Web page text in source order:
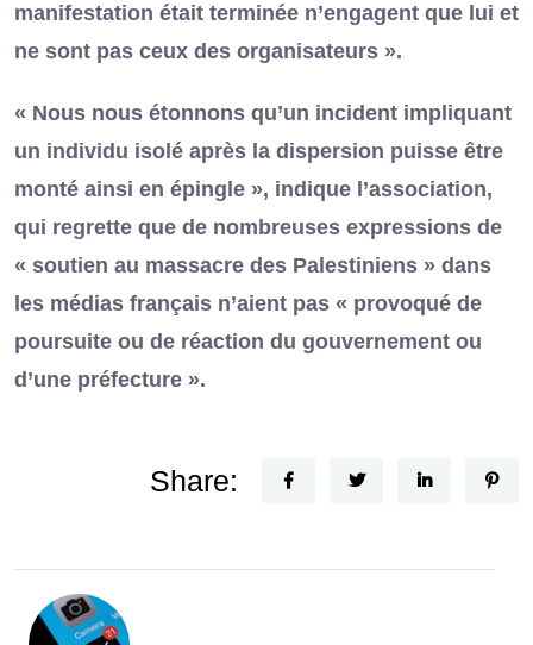
manifestation était terminée n’engagent que lui et
ne sont pas ceux des organisateurs ».
« Nous nous étonnons qu’un incident impliquant
un individu isolé après la dispersion puisse être
monté ainsi en épingle », indique l’association,
qui regrette que de nombreuses expressions de
« soutien au massacre des Palestiniens » dans
les médias français n’aient pas « provoqué de
poursuite ou de réaction du gouvernement ou
d’une préfecture ».
Share: